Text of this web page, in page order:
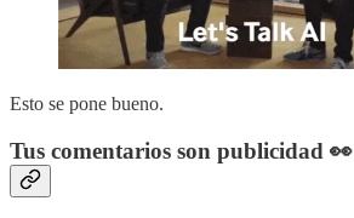
Esto se pone bueno.
Tus comentarios son publicidad 👀